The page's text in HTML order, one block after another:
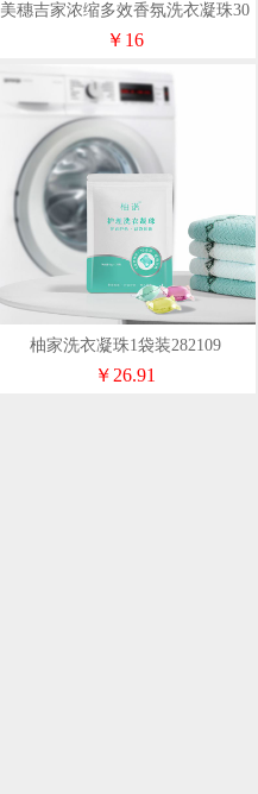
美穗吉家浓缩多效香氛洗衣凝珠30
颗240g
￥16
柚家洗衣凝珠1袋装282109
￥26.91